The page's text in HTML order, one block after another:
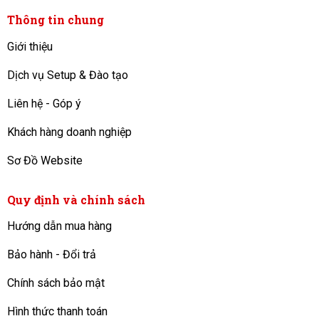
Thông tin chung
Giới thiệu
Dịch vụ Setup & Đào tạo
Liên hệ - Góp ý
Khách hàng doanh nghiệp
Sơ Đồ Website
Quy định và chính sách
Hướng dẫn mua hàng
Bảo hành - Đổi trả
Chính sách bảo mật
Hình thức thanh toán